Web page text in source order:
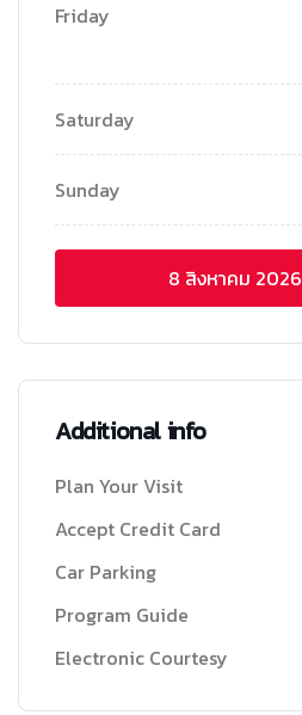
Friday
Saturday
Sunday
8 สิงหาคม 2026
Additional info
Plan Your Visit
Accept Credit Card
Car Parking
Program Guide
Electronic Courtesy